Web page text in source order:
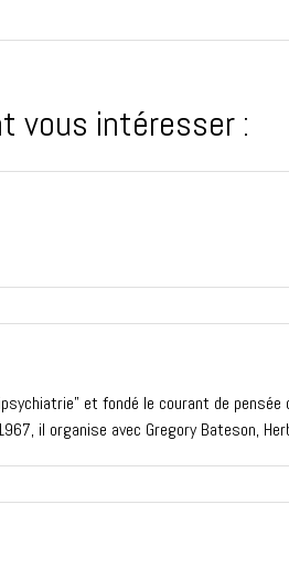
vous intéresser :
et fondé le courant de pensée
il organise avec Gregory Bateson,